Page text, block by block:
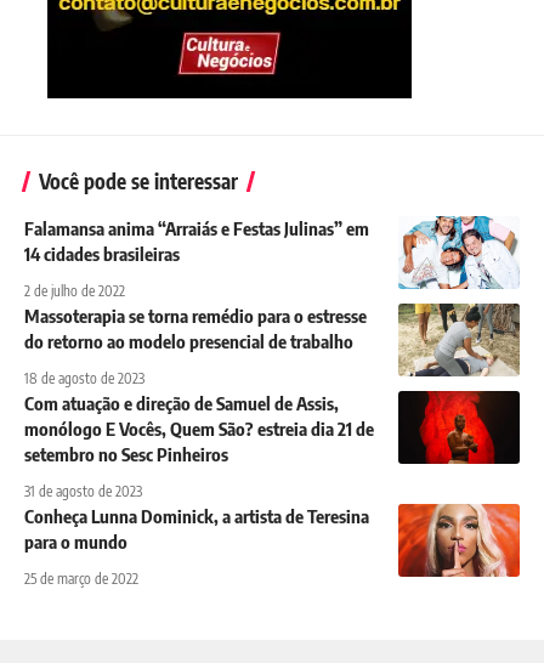
Você pode se interessar
Falamansa anima “Arraiás e Festas Julinas” em
14 cidades brasileiras
2 de julho de 2022
Massoterapia se torna remédio para o estresse
do retorno ao modelo presencial de trabalho
18 de agosto de 2023
Com atuação e direção de Samuel de Assis,
monólogo E Vocês, Quem São? estreia dia 21 de
setembro no Sesc Pinheiros
31 de agosto de 2023
Conheça Lunna Dominick, a artista de Teresina
para o mundo
25 de março de 2022